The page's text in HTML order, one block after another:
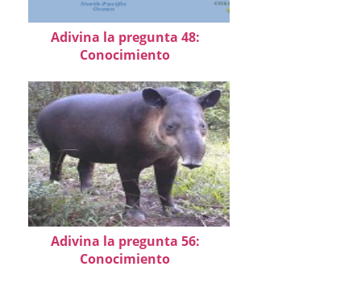
Adivina la pregunta 48:
Conocimiento
Adivina la pregunta 56:
Conocimiento